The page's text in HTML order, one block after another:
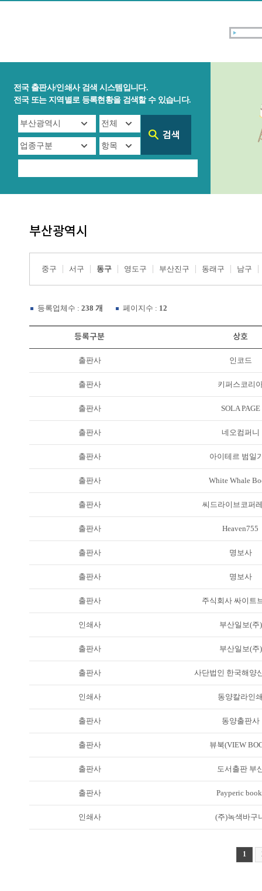
전국 출판사/인쇄사 검색 시스템입니다.
전국 또는 지역별로 등록현황을 검색할 수 있습니다.
부산광역시
중구 서구 동구 영도구 부산진구 동래구 남구
등록업체수 : 238 개 페이지수 : 12
등록구분 상호
출판사 인코드
출판사 키퍼스코리
출판사 SOLA PAGE
출판사 네오컴퍼니
출판사 아이테르 범일
출판사 White Whale
출판사 씨드라이브코퍼
출판사 Heaven755
출판사 명보사
출판사 명보사
출판사 주식회사 싸이트
인쇄사 부산일보(주)
출판사 부산일보(주)
출판사 사단법인 한국해양
인쇄사 동양칼라인
출판사 동양출판사
출판사 뷰북(VIEW
출판사 도서출판 부
출판사 Payperic
인쇄사 (주)녹색바구
1